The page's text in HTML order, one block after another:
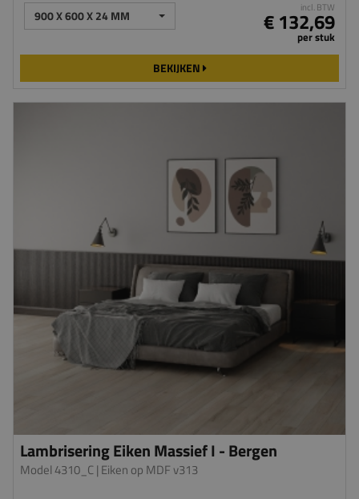
900 X 600 X 24 MM incl. BTW
€ 132,69
per stuk
BEKIJKEN
Lambrisering Eiken Massief I - Bergen
Model 4310_C| Eiken op MDF v313